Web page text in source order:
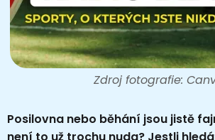
Zdroj fotografie:
Posilovna nebo běhání jsou jistě
není to už trochu nuda? Jestli